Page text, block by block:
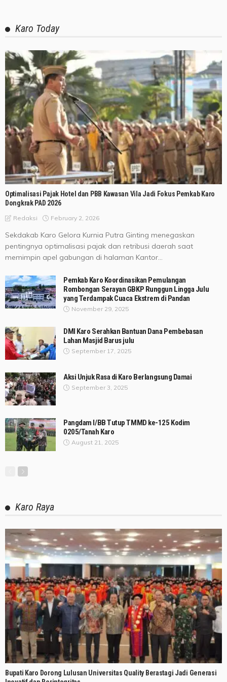
Karo Today
Optimalisasi Pajak Hotel dan PBB Kawasan Vila Jadi Fokus Pemkab Karo
Dongkrak PAD 2026
Redaksi February 2, 2026
Sekdakab Karo Gelora Kurnia Putra Ginting menegaskan
pentingnya optimalisasi pajak dan retribusi daerah saat
memimpin apel gabungan di halaman Kantor...
Pemkab Karo Koordinasikan Pemulangan
Rombongan Serayan GBKP Runggun Lingga Julu
yang Terdampak Cuaca Ekstrem di Pandan
November 29, 2025
DMI Karo Serahkan Bantuan Dana Pembebasan
Lahan Masjid Barus julu
September 17, 2025
Aksi Unjuk Rasa di Karo Berlangsung Damai
September 3, 2025
Pangdam I/BB Tutup TMMD ke-125 Kodim
0205/Tanah Karo
August 21, 2025
Karo Raya
Bupati Karo Dorong Lulusan Universitas Quality Berastagi Jadi Generasi